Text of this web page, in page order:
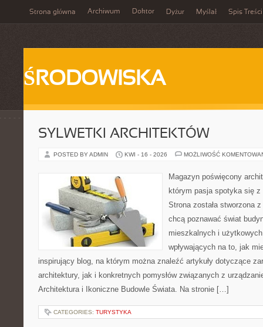
Strona główna Archiwum Doktor Dyżur Myślał Spis Treści
ŚRODOWISKA
SYLWETKI ARCHITEKTÓW
POSTED BY ADMIN KWI - 16 - 2026 MOŻLIWOŚĆ
Magazyn poświęcony
którym pasja spotyka się
Strona została stworzona
chcą poznawać świat
mieszkalnych i
wpływających na to, jak
inspirujący blog, na którym można znaleźć artykuły dotyczące
architektury, jak i konkretnych pomysłów związanych z
Architektura i Ikoniczne Budowle Świata. Na stronie […]
CATEGORIES: TURYSTYKA